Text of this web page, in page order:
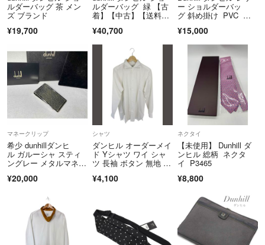
その為ご購入後キャンセルをお願いする場合もございます。予めご了承
下さいませ。
■お酒の販売について
20歳未満の方への酒類の販売は固くお断りしています。
▼特商法
https://fril.jp/ts/official/law/mfg/
▼返品特約
https://fril.jp/ts/official/law/mfg/#return_policy
■適格請求書発行番号 T2-1200-0300-9388
ルダーバッグ 茶 メン
ズ ブランド
¥19,700
ルダーバッグ 緑 【古
着】【中古】【送料無
¥40,700
ー ショルダーバッ
グ 斜め掛け PVC 総
¥15,000
マネークリップ
希少 dunhillダンヒ
ル ガルーシャ スティ
ングレー メタルマネー
布 ウォレット 男女兼
¥20,000
シャツ
ダンヒル オーダーメイ
ド Yシャツ ワイ シャ
ツ 長袖 ボタン 無地 ホ
¥4,100
ネクタイ
【未使用】 Dunhill ダ
ンヒル 総柄 ネクタ
イ P3465
¥8,800